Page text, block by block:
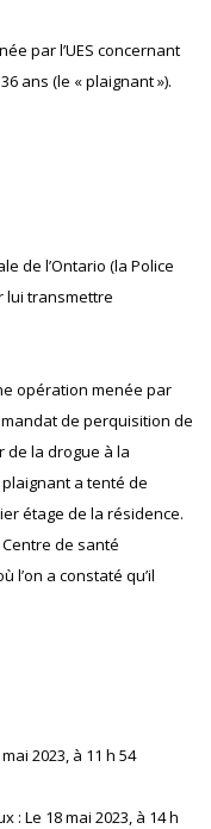
par l’UES concernant
ans (le « plaignant »).
de l’Ontario (la Police
lui transmettre
opération menée par
de perquisition de
de la drogue à la
a tenté de
étage de la résidence.
de santé
l’on a constaté qu’il
2023, à 11 h 54
: Le 18 mai 2023, à 14 h